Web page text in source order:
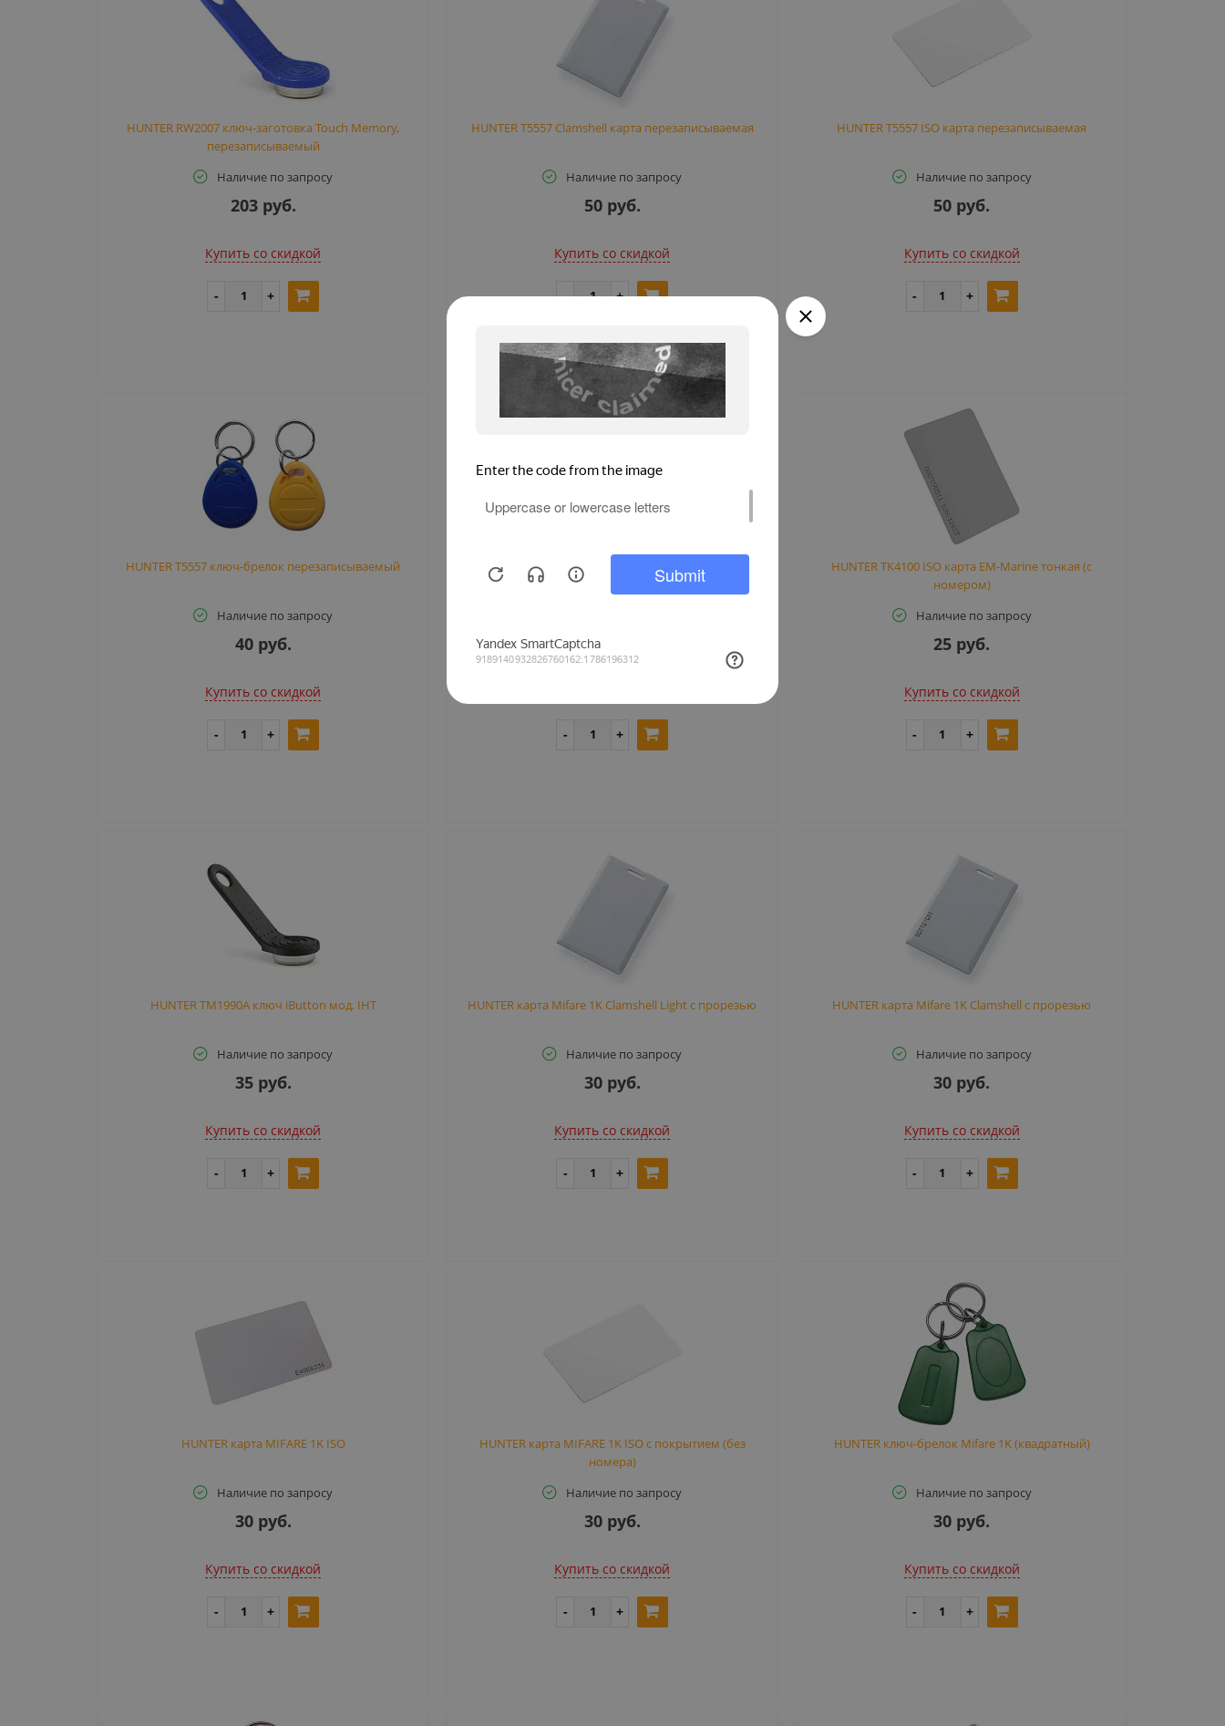
HUNTER RW2007 ключ-заготовка Touch Memory,
перезаписываемый
Наличие по запросу
203 руб.
Купить cо скидкой
HUNTER T5557 Clamshell карта перезаписываемая
Наличие по запросу
50 руб.
Купить cо скидкой
HUNTER T5557 ISO карта перезаписываемая
Наличие по запросу
50 руб.
Купить cо скидкой
HUNTER T5557 ключ-брелок перезаписываемый
Наличие по запросу
40 руб.
Купить cо скидкой
HUNTER TK4100 ISO карта EM-Marine с покрытием (без
25 руб.
HUNTER TK4100 ISO карта EM-Marine тонкая (с
номером)
Наличие по запросу
25 руб.
Купить cо скидкой
HUNTER TM1990A ключ iButton мод. IHT
Наличие по запросу
35 руб.
Купить cо скидкой
HUNTER карта Mifare 1K Clamshell Light с прорезью
Наличие по запросу
30 руб.
Купить cо скидкой
HUNTER карта Mifare 1K Clamshell с прорезью
Наличие по запросу
30 руб.
Купить cо скидкой
HUNTER карта MIFARE 1K ISO
Наличие по запросу
30 руб.
Купить cо скидкой
HUNTER карта MIFARE 1K ISO с покрытием (без
номера)
Наличие по запросу
30 руб.
Купить cо скидкой
HUNTER ключ-брелок Mifare 1K (квадратный)
Наличие по запросу
30 руб.
Купить cо скидкой